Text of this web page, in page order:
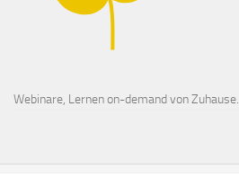
Webinare, Lernen on-demand von Zuhause.